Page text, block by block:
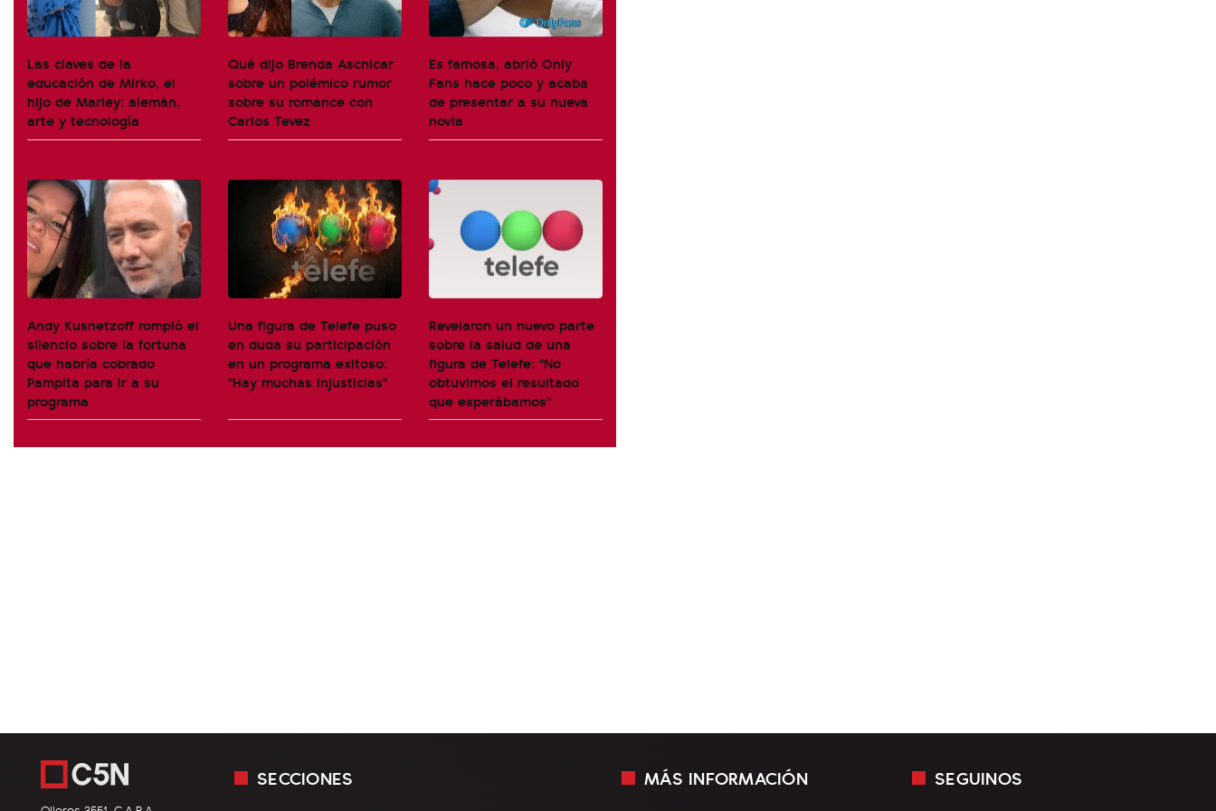
Las claves de la
educación de Mirko, el
hijo de Marley: alemán,
arte y tecnología
Qué dijo Brenda Ascnicar
sobre un polémico rumor
sobre su romance con
Carlos Tevez
Es famosa, abrió Only
Fans hace poco y acaba
de presentar a su nueva
novia
Andy Kusnetzoff rompió el
silencio sobre la fortuna
que habría cobrado
Pampita para ir a su
programa
Una figura de Telefe puso
en duda su participación
en un programa exitoso:
"Hay muchas injusticias"
Revelaron un nuevo parte
sobre la salud de una
figura de Telefe: "No
obtuvimos el resultado
que esperábamos"
SECCIONES MÁS INFORMACIÓN SEGUINOS